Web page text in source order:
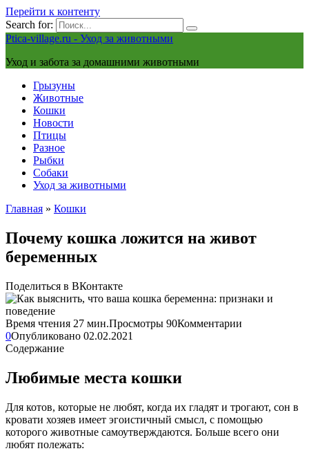
Перейти к контенту
Search for:
Ptica-village.ru - Уход за животными
Уход и забота за домашними животными
Грызуны
Животные
Кошки
Новости
Птицы
Разное
Рыбки
Собаки
Уход за животными
Главная » Кошки
Почему кошка ложится на живот
беременных
Поделиться в ВКонтакте
Время чтения 27 мин.Просмотры 90Комментарии
0Опубликовано 02.02.2021
Содержание
Любимые места кошки
Для котов, которые не любят, когда их гладят и трогают, сон в
кровати хозяев имеет эгоистичный смысл, с помощью
которого животные самоутверждаются. Больше всего они
любят полежать: